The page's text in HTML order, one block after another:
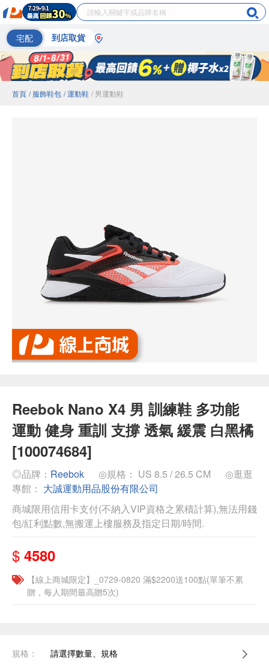
宅配 到店取貨
首頁 / 服飾鞋包 / 運動鞋 / 男運動鞋
Reebok Nano X4 男 訓練鞋 多功能
運動 健身 重訓 支撐 透氣 緩震 白黑橘
[100074684]
◎品牌： Reebok ◎規格： US 8.5 / 26.5 CM
◎逛逛
專館： 大誠運動用品股份有限公司
商城限用信用卡支付(不納入VIP資格之累積計算),無法用錢
包/紅利點數,無搬運上樓服務及指定日期/時間.
$ 4580
【線上商城限定】_0729-0820 滿$2200送100點(單筆不累
贈，每人期間最高贈5次)
規格： 請選擇數量、規格